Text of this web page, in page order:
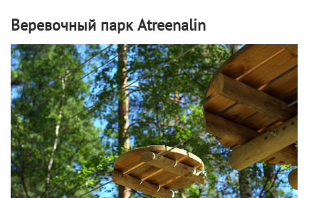
Веревочный парк Atreenalin